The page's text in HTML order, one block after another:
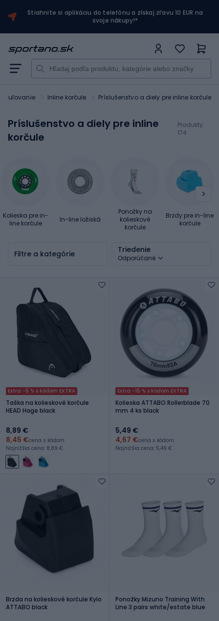
Stiahnite si aplikáciu do telefónu a získaj zľavu 10 EUR na
svoje nákupy!*
Inline korčule Príslušenstvo a diely pre inline korčule
Príslušenstvo a diely pre inline
korčule
Produkty:
174
Kolieska pre in-
line korčule
In-line ložiská
Ponožky na
kolieskové
korčule
Brzdy pre in-line
korčule
Filtre a kategórie Triedenie
Odporúčané
Extra -5 % s kódom EXTRA
Taška na kolieskové korčule
HEAD Hage black
8,89 €
8,45 €cena s kódom
Najnižšia cena: 8,89 €
Extra -15 % s kódom EXTRA
Kolieska ATTABO Rollerblade 70
mm 4 ks black
5,49 €
4,67 €cena s kódom
Najnižšia cena: 5,49 €
Brzda na kolieskové korčule Kylo
ATTABO black
Ponožky Mizuno Training With
Line 3 pairs white/estate blue